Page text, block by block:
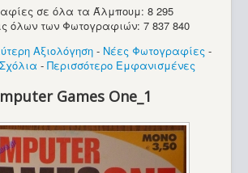
σε όλα τα Άλμπουμ: 8 295
όλων των Φωτογραφιών: 7 837 840
Αξιολόγηση - Νέες Φωτογραφίες -
- Περισσότερο Εμφανισμένες
Games One_1